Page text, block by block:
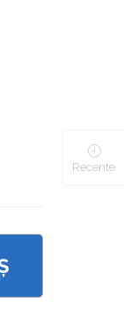
Recente